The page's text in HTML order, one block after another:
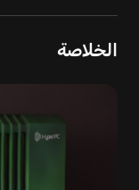
الخلاصة